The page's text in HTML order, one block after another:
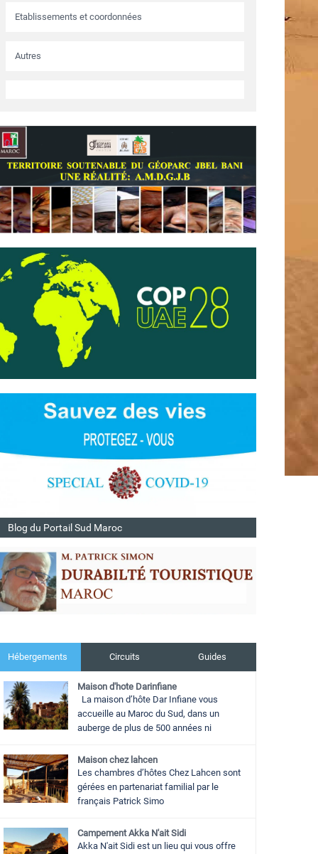
Etablissements et coordonnées
Autres
Blog du Portail Sud Maroc
Hébergements Circuits Guides
Maison d'hote Darinfiane
La maison d’hôte Dar Infiane vous
accueille au Maroc du Sud, dans un
auberge de plus de 500 années ni
Maison chez lahcen
Les chambres d’hôtes Chez Lahcen sont
gérées en partenariat familial par le
français Patrick Simo
Campement Akka N'ait Sidi
Akka N'ait Sidi est un lieu qui vous offre